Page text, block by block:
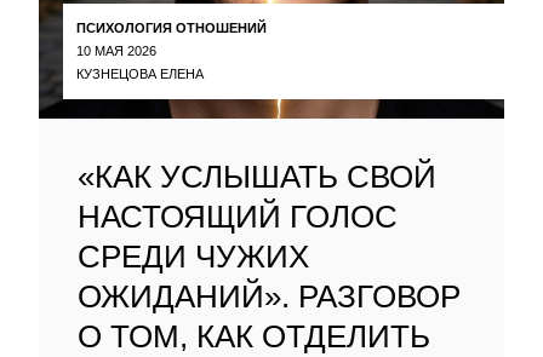
ПСИХОЛОГИЯ ОТНОШЕНИЙ
10 МАЯ 2026
КУЗНЕЦОВА ЕЛЕНА
«КАК УСЛЫШАТЬ СВОЙ
НАСТОЯЩИЙ ГОЛОС
СРЕДИ ЧУЖИХ
ОЖИДАНИЙ». РАЗГОВОР
О ТОМ, КАК ОТДЕЛИТЬ